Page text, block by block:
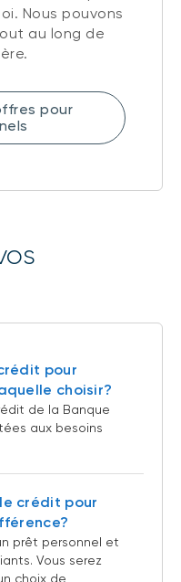
Nous pouvons
au long de
pour
pour
choisir?
de la Banque
aux besoins
crédit pour
prêt personnel et
Vous serez
choix de